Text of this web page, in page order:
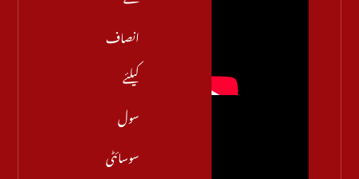
انصاف
کیلئے
سول
سوسائٹی